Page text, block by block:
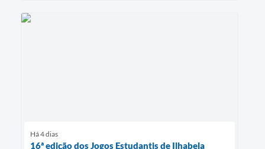
Há 4 dias
16ª edição dos Jogos Estudantis de Ilhabela